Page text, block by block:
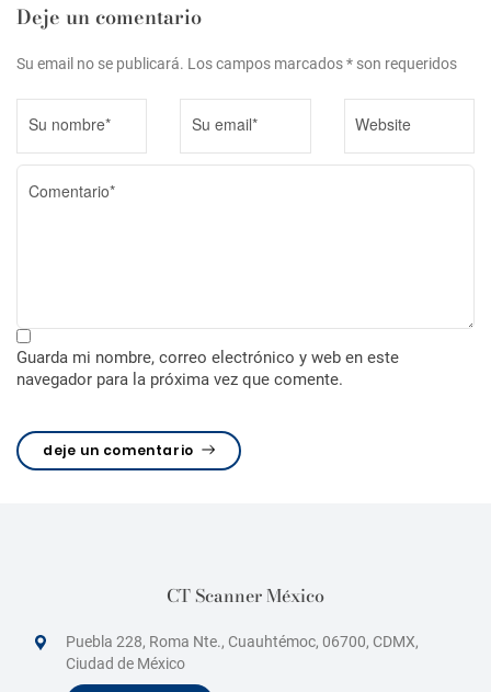
n
t
r
a
d
a
Deje un comentario
Su email no se publicará. Los campos marcados * son requeridos
Guarda mi nombre, correo electrónico y web en este
navegador para la próxima vez que comente.
deje un comentario
CT Scanner México
Puebla 228, Roma Nte., Cuauhtémoc, 06700, CDMX,
Ciudad de México